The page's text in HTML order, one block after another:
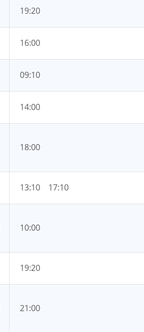
19:20
16:00
09:10
14:00
18:00
13:10 17:10
10:00
19:20
21:00